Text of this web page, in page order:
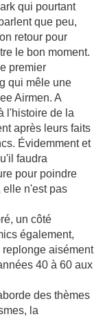
qui pourtant
que peu,
retour pour
le bon moment.
premier
qui mêle une
Airmen. A
l'histoire de la
après leurs faits
Évidemment et
faudra
pour poindre
elle n'est pas
un côté
également,
replonge aisément
40 à 60 aux
des thèmes
la